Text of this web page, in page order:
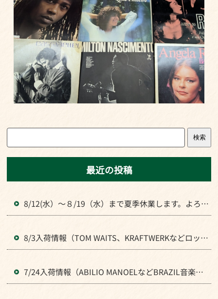
検索
最近の投稿
8/12(水）～８/19（水）まで夏季休業します。よろし
くお願いいたします。
8/3入荷情報（TOM WAITS、KRAFTWERKなどロック
全般のLPが入荷）
7/24入荷情報（ABILIO MANOELなどBRAZIL音楽のL
Pが入荷）